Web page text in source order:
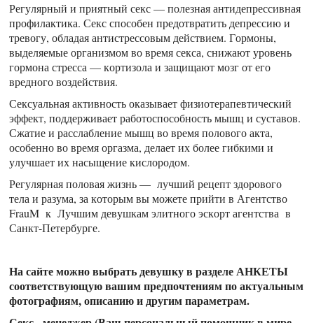
Регулярный и приятный секс — полезная антидепрессивная
профилактика. Секс способен предотвратить депрессию и
тревогу, обладая антистрессовым действием. Гормоны,
выделяемые организмом во время секса, снижают уровень
гормона стресса — кортизола и защищают мозг от его
вредного воздействия.
Сексуальная активность оказывает физиотерапевтический
эффект, поддерживает работоспособность мышц и суставов.
Сжатие и расслабление мышц во время полового акта,
особенно во время оргазма, делает их более гибкими и
улучшает их насыщение кислородом.
Регулярная половая жизнь — лучший рецепт здорового
тела и разума, за которым вы можете прийти в Агентство
FrauM к Лучшим девушкам элитного эскорт агентства в
Санкт-Петербурге.
На сайте можно выбрать девушку в разделе АНКЕТЫ
соответствующую вашим предпочтениям по актуальным
фотографиям, описанию и другим параметрам.